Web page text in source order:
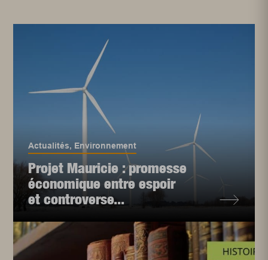
Actualités, Environnement
Projet Mauricie : promesse
économique entre espoir
et controverse...